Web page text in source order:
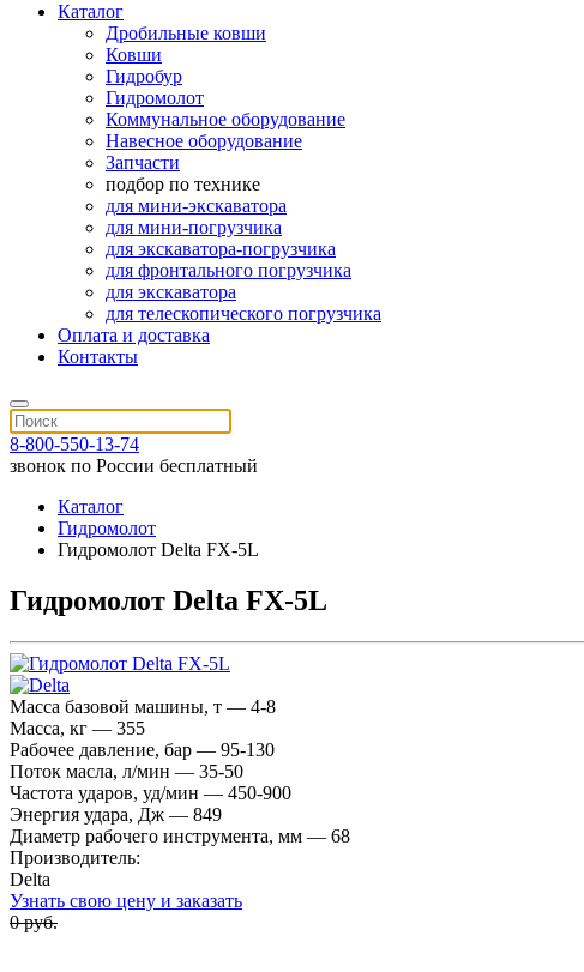
Каталог
Дробильные ковши
Ковши
Гидробур
Гидромолот
Коммунальное оборудование
Навесное оборудование
Запчасти
подбор по технике
для мини-экскаватора
для мини-погрузчика
для экскаватора-погрузчика
для фронтального погрузчика
для экскаватора
для телескопического погрузчика
Оплата и доставка
Контакты
8-800-550-13-74
звонок по России бесплатный
Каталог
Гидромолот
Гидромолот Delta FX-5L
Гидромолот Delta FX-5L
Масса базовой машины, т — 4-8
Масса, кг — 355
Рабочее давление, бар — 95-130
Поток масла, л/мин — 35-50
Частота ударов, уд/мин — 450-900
Энергия удара, Дж — 849
Диаметр рабочего инструмента, мм — 68
Производитель:
Delta
Узнать свою цену и заказать
0 руб.